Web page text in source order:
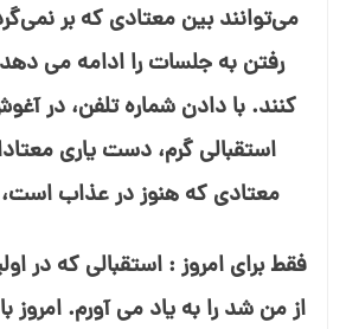
می⁯‌توانند بین معتادی که بر
رفتن به جلسات را ادامه می⁯
کنند. با دادن شماره تلفن، در
استقبالی گرم، دست یاری
معتادی که هنوز در عذاب
از من شد را به یاد می⁯ آورم. امروز